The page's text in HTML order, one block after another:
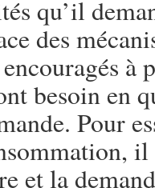
qu’il
des
à
besoin en
Pour
il
et la